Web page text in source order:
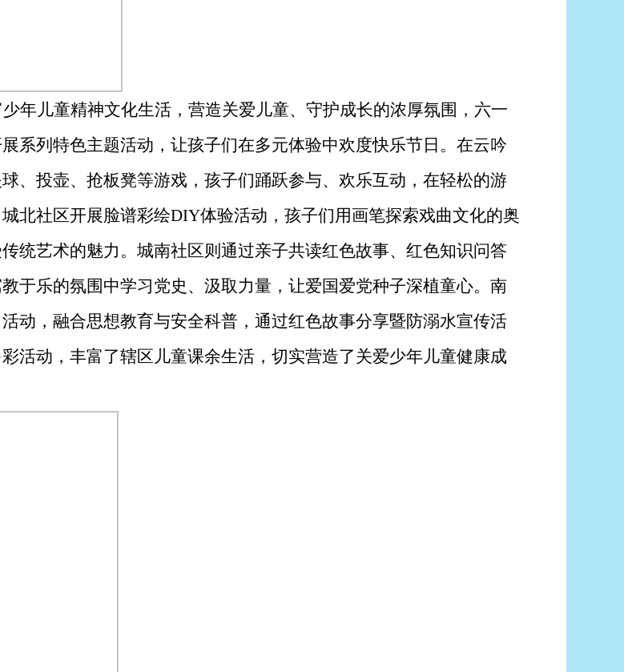
年儿童精神文化生活，营造关爱儿童、守护成长的浓厚氛围，六一
系列特色主题活动，让孩子们在多元体验中欢度快乐节日。在云吟
、投壶、抢板凳等游戏，孩子们踊跃参与、欢乐互动，在轻松的游
北社区开展脸谱彩绘DIY体验活动，孩子们用画笔探索戏曲文化的奥
统艺术的魅力。城南社区则通过亲子共读红色故事、红色知识问答
于乐的氛围中学习党史、汲取力量，让爱国爱党种子深植童心。南
动，融合思想教育与安全科普，通过红色故事分享暨防溺水宣传活
活动，丰富了辖区儿童课余生活，切实营造了关爱少年儿童健康成